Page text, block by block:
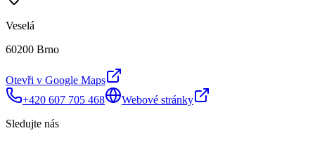
Veselá
60200 Brno
Otevři v Google Maps
+420 607 705 468
Webové stránky
Sledujte nás